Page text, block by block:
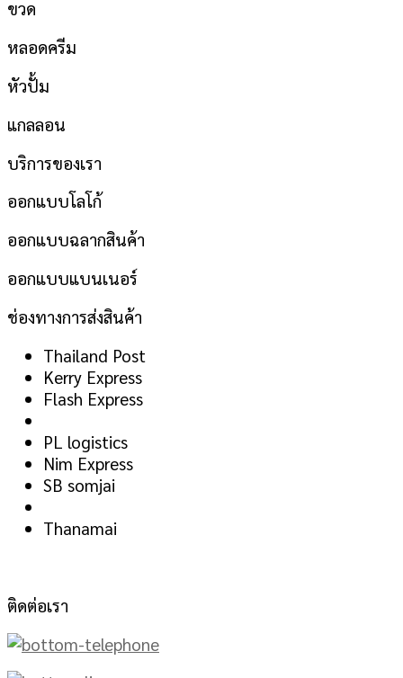
ขวด
หลอดครีม
หัวปั้ม
แกลลอน
บริการของเรา
ออกแบบโลโก้
ออกแบบฉลากสินค้า
ออกแบบแบนเนอร์
ช่องทางการส่งสินค้า
Thailand Post
Kerry Express
Flash Express
PL logistics
Nim Express
SB somjai
Thanamai
ติดต่อเรา